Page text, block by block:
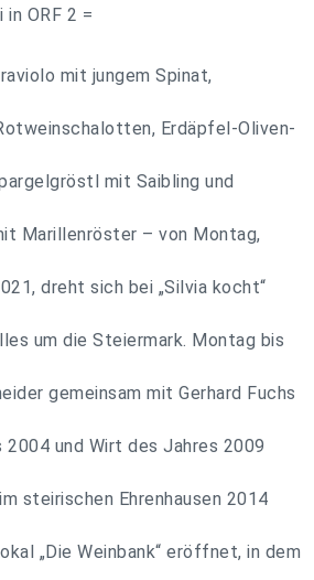
in ORF 2 =
mit jungem Spinat,
Erdäpfel-Oliven-
mit Saibling und
Marillenröster – von Montag,
dreht sich bei „Silvia kocht“
um die Steiermark. Montag bis
gemeinsam mit Gerhard Fuchs
2004 und Wirt des Jahres 2009
steirischen Ehrenhausen 2014
„Die Weinbank“ eröffnet, in dem